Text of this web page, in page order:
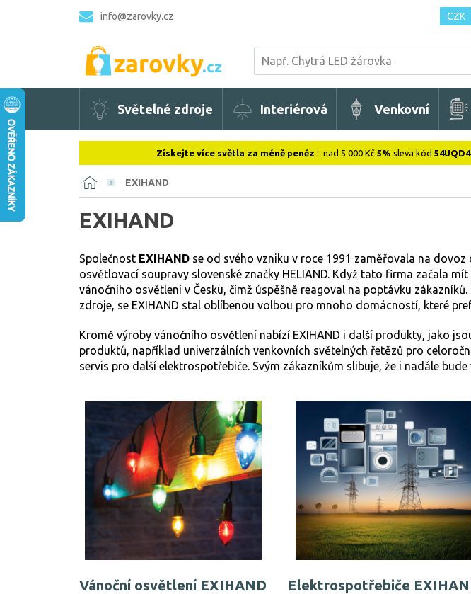
info@zarovky.cz CZK
Světelné zdroje Interiérová Venkovní
Získejte více světla za méně peněz :: nad 5 000 Kč 5% sleva kód 54UQD4
EXIHAND
EXIHAND
Společnost EXIHAND se od svého vzniku v roce 1991 zaměřovala na
osvětlovací soupravy slovenské značky HELIAND. Když tato firma začala
vánočního osvětlení v Česku, čímž úspěšně reagoval na poptávku
zdroje, se EXIHAND stal oblíbenou volbou pro mnoho domácností, které
Kromě výroby vánočního osvětlení nabízí EXIHAND i další produkty, jako
produktů, například univerzálních venkovních světelných řetězů pro
servis pro další elektrospotřebiče. Svým zákazníkům slibuje, že i nadále
Vánoční osvětlení EXIHAND Elektrospotřebiče